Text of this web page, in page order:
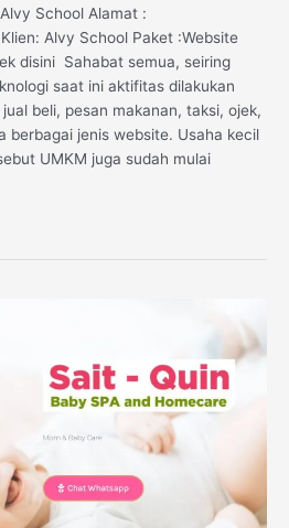
School Alamat :
Alvy School Paket :Website
disini Sahabat semua, seiring
saat ini aktifitas dilakukan
beli, pesan makanan, taksi, ojek,
berbagai jenis website. Usaha kecil
UMKM juga sudah mulai